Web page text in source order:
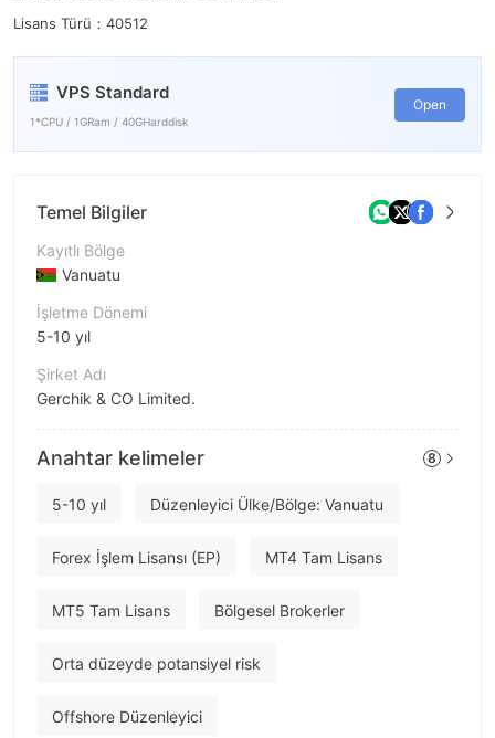
Lisans Türü：40512
VPS Standard
1*CPU / 1GRam / 40GHarddisk
Open
Temel Bilgiler
Kayıtlı Bölge
Vanuatu
İşletme Dönemi
5-10 yıl
Şirket Adı
Gerchik & CO Limited.
Şirket Kısaltması
Gerchik & Co
Şirket çalışanı
Anahtar kelimeler 8
5-10 yıl Düzenleyici Ülke/Bölge: Vanuatu
Forex İşlem Lisansı (EP) MT4 Tam Lisans
MT5 Tam Lisans Bölgesel Brokerler
Orta düzeyde potansiyel risk
Offshore Düzenleyici